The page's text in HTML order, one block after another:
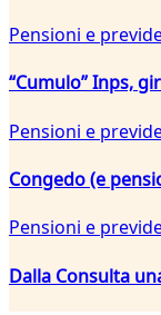
Pensioni e
“Cumulo” Inps,
Pensioni e
Congedo (e
Pensioni e
Dalla Consulta